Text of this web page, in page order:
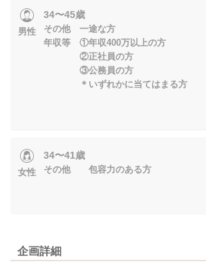
男性
34〜45歳
その他 一途な方
年収等 ①年収400万以上の方
②正社員の方
③公務員の方
＊いずれかに当てはまる方
女性
34〜41歳
その他 包容力のある方
企画詳細